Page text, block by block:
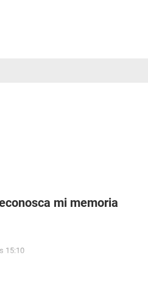
mi memoria
15:10